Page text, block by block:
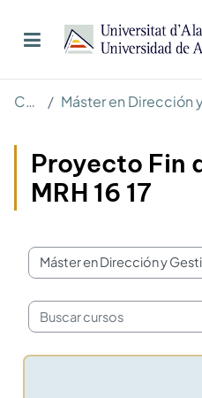
Panel lateral
Cursos
Proyecto Fin
MRH 16 17
Categorías
Buscar cursos